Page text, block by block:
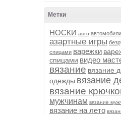
Метки
НОСКИ авто автомобили
азартные игры
спицами варежки
спицами видео
вязание вязание
одежды вязание
вязание
мужчинам вязание
вязание на лето